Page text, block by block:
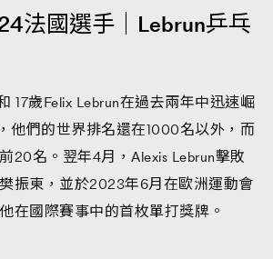
法國選手｜Lebrun乒乓
17歲Felix Lebrun在過去兩年中迅速崛
他們的世界排名還在1000名以外，而
20名。翌年4月，Alexis Lebrun擊敗
振東，並於2023年6月在歐洲運動會
在國際賽事中的首枚單打獎牌。